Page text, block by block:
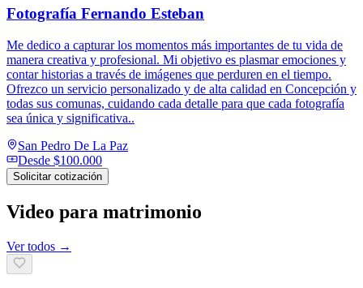
Fotografía Fernando Esteban
Me dedico a capturar los momentos más importantes de tu vida de
manera creativa y profesional. Mi objetivo es plasmar emociones y
contar historias a través de imágenes que perduren en el tiempo.
Ofrezco un servicio personalizado y de alta calidad en Concepción y
todas sus comunas, cuidando cada detalle para que cada fotografía
sea única y significativa..
San Pedro De La Paz
Desde $100.000
Solicitar cotización
Video para matrimonio
Ver todos →